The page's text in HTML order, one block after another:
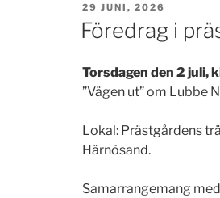
PUBLICERAT
29 JUNI, 2026
Föredrag i
Torsdagen den 2 juli,
”Vägen ut” om Lubbe
Lokal: Prästgårdens
Härnösand.
Samarrangemang